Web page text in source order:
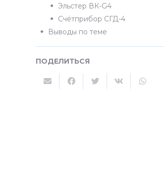
Эльстер ВК-G4
Счётприбор СГД-4
Выводы по теме
ПОДЕЛИТЬСЯ